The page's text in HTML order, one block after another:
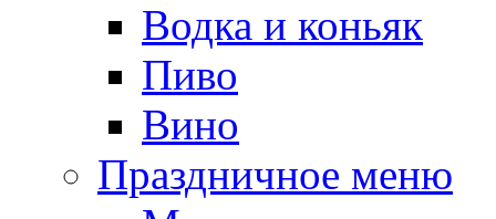
Водка и коньяк
Пиво
Вино
Праздничное меню